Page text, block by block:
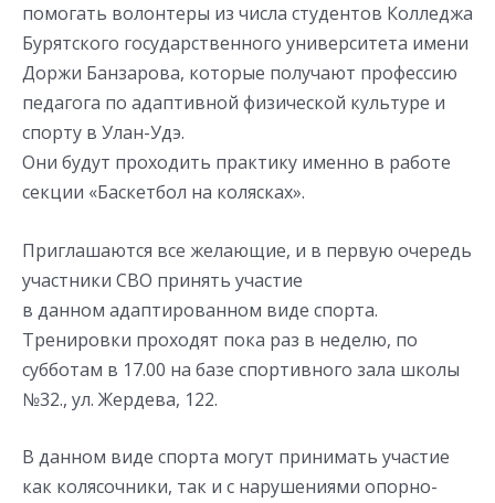
помогать волонтеры из числа студентов Колледжа
Бурятского государственного университета имени
Доржи Банзарова, которые получают профессию
педагога по адаптивной физической культуре и
спорту в Улан-Удэ.
Они будут проходить практику именно в работе
секции «Баскетбол на колясках».
Приглашаются все желающие, и в первую очередь
участники СВО принять участие
в данном адаптированном виде спорта.
Тренировки проходят пока раз в неделю, по
субботам в 17.00 на базе спортивного зала школы
№32., ул. Жердева, 122.
В данном виде спорта могут принимать участие
как колясочники, так и с нарушениями опорно-